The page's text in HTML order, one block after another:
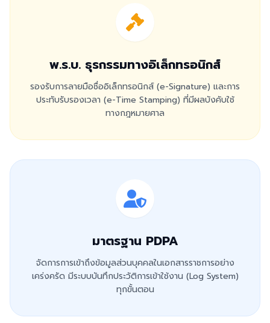
พ.ร.บ. ธุรกรรมทางอิเล็กทรอนิกส์
รองรับการลายมือชื่ออิเล็กทรอนิกส์ (e-Signature) และการ
ประทับรับรองเวลา (e-Time Stamping) ที่มีผลบังคับใช้
ทางกฎหมายศาล
มาตรฐาน PDPA
จัดการการเข้าถึงข้อมูลส่วนบุคคลในเอกสารราชการอย่าง
เคร่งครัด มีระบบบันทึกประวัติการเข้าใช้งาน (Log System)
ทุกขั้นตอน